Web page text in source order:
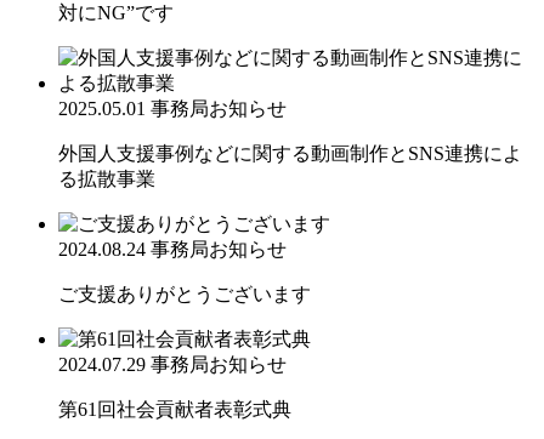
対にNG”です
2025.05.01 事務局お知らせ
外国人支援事例などに関する動画制作とSNS連携によ
る拡散事業
2024.08.24 事務局お知らせ
ご支援ありがとうございます
2024.07.29 事務局お知らせ
第61回社会貢献者表彰式典